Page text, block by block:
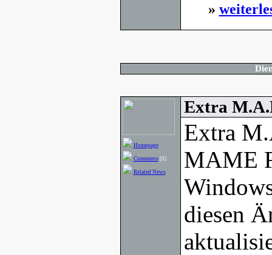
»
Homepage
Comments [0]
Related News
Extra
Extra
MAME
diesen